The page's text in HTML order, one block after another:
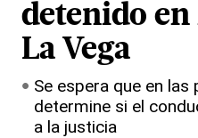
detenido en
La Vega
Se espera que en
determine si el
a la justicia